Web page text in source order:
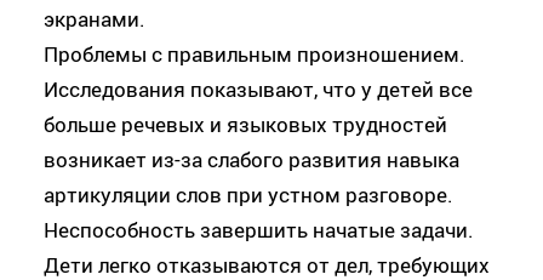
экранами.
Проблемы с правильным произношением.
Исследования показывают, что у детей все
больше речевых и языковых трудностей
возникает из-за слабого развития навыка
артикуляции слов при устном разговоре.
Неспособность завершить начатые задачи.
Дети легко отказываются от дел, требующих